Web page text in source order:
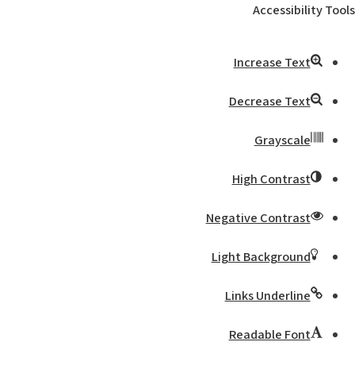
Accessibility Tools
Increase Text
Decrease Text
Grayscale
High Contrast
Negative Contrast
Light Background
Links Underline
Readable Font